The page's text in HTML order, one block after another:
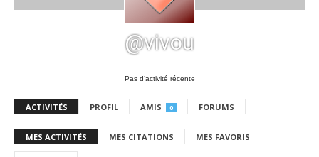
@vivou
Pas d’activité récente
ACTIVITÉS PROFIL AMIS 0 FORUMS
MES ACTIVITÉS MES CITATIONS MES FAVORIS